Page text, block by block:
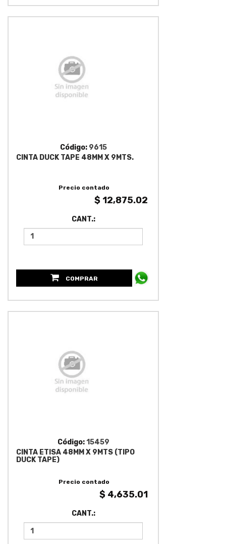
Código: 9615
CINTA DUCK TAPE 48MM X 9MTS.
Precio contado
$ 12,875.02
CANT.:
COMPRAR
Código:15459
CINTA ETISA 48MM X 9MTS (TIPO
DUCK TAPE)
Precio contado
$ 4,635.01
CANT.: